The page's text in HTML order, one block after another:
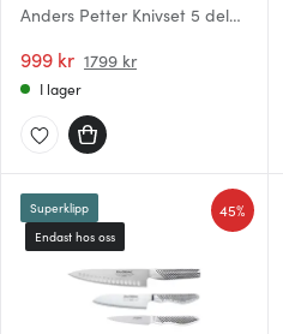
Anders Petter Knivset 5 delar
999 kr 1799 kr
I lager
45%
Superklipp
Endast hos oss